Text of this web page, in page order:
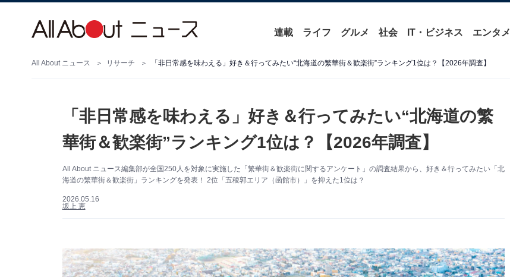
連載 ライフ グルメ 社会 IT・ビジネス エンタメ
All About ニュース リサーチ 「非日常感を味わえる」好き＆行ってみたい“北海道の繁華街＆歓楽街”ランキング1位は？【2026年調査】
「非日常感を味わえる」好き＆行ってみたい“北海道の繁
華街＆歓楽街”ランキング1位は？【2026年調査】
All About ニュース編集部が全国250人を対象に実施した「繁華街＆歓楽街に関するアンケート」の調査結果から、好き＆行ってみたい「北
海道の繁華街＆歓楽街」ランキングを発表！ 2位「五稜郭エリア（函館市）」を抑えた1位は？
2026.05.16
坂上 恵